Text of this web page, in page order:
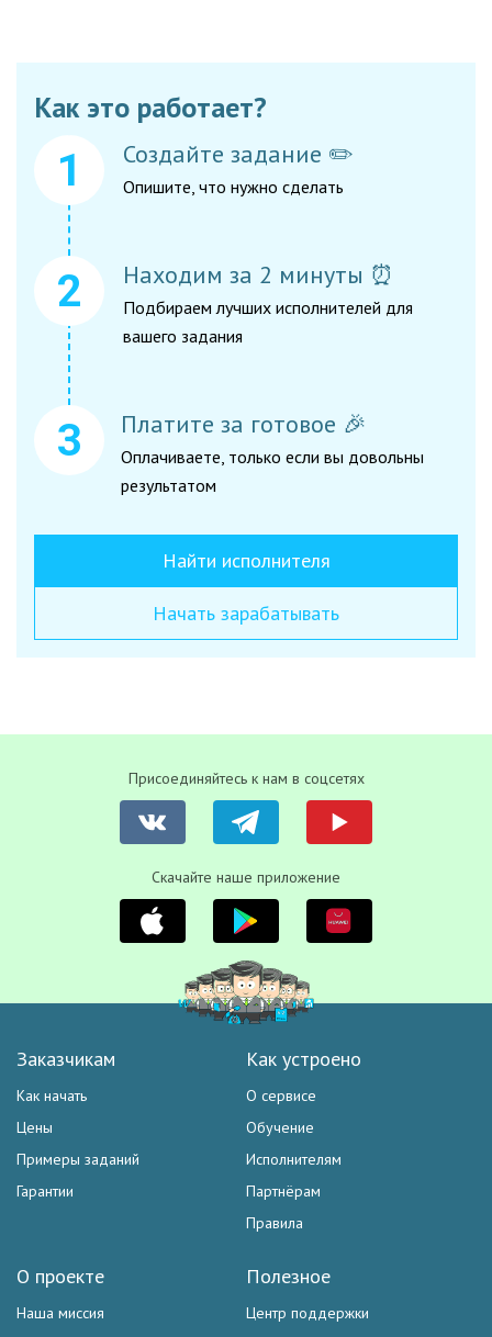
Как это работает?
Создайте задание ✏️
Опишите, что нужно сделать
Находим за 2 минуты ⏰
Подбираем лучших исполнителей для
вашего задания
Платите за готовое 🎉
Оплачиваете, только если вы довольны
результатом
Найти исполнителя
Начать зарабатывать
Присоединяйтесь к нам в соцсетях
Скачайте наше приложение
Заказчикам
Как начать
Цены
Примеры заданий
Гарантии
Как устроено
О сервисе
Обучение
Исполнителям
Партнёрам
Правила
Полезное
Центр поддержки
О проекте
Наша миссия